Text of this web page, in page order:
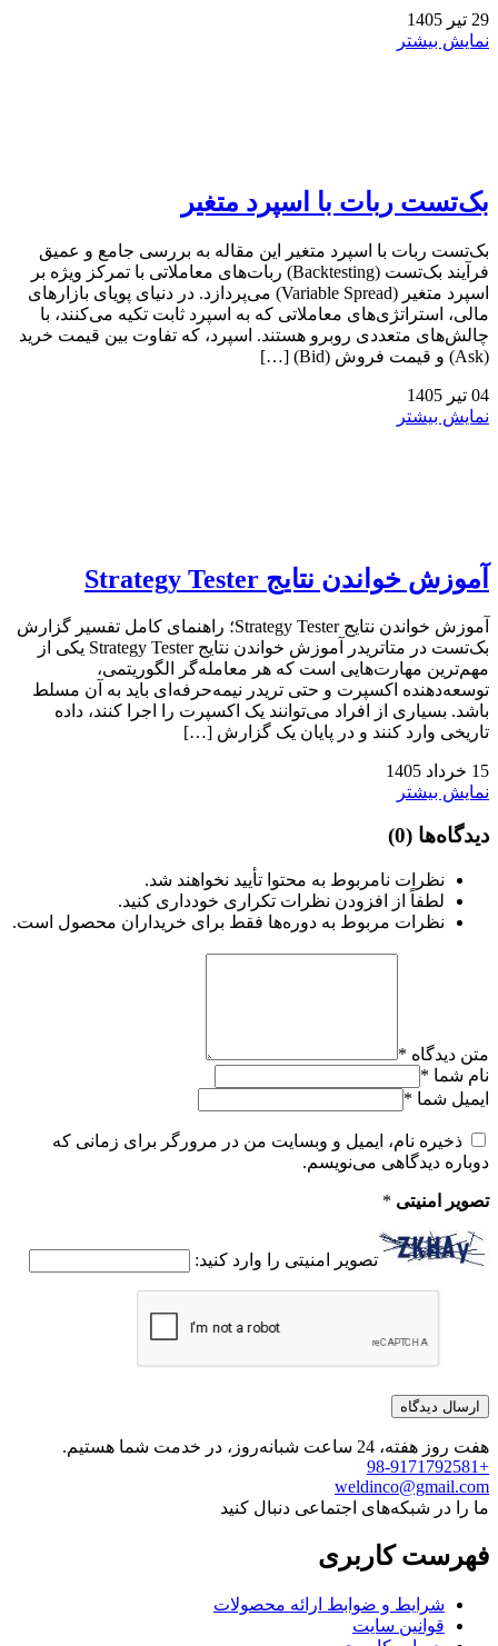
29 تیر 1405
نمایش بیشتر
بک‌تست ربات با اسپرد متغیر
بک‌تست ربات با اسپرد متغیر این مقاله به بررسی جامع و عمیق
فرآیند بک‌تست (Backtesting) ربات‌های معاملاتی با تمرکز ویژه بر
اسپرد متغیر (Variable Spread) می‌پردازد. در دنیای پویای بازارهای
مالی، استراتژی‌های معاملاتی که به اسپرد ثابت تکیه می‌کنند، با
چالش‌های متعددی روبرو هستند. اسپرد، که تفاوت بین قیمت خرید
(Ask) و قیمت فروش (Bid) […]
04 تیر 1405
نمایش بیشتر
آموزش خواندن نتایج Strategy Tester
آموزش خواندن نتایج Strategy Tester؛ راهنمای کامل تفسیر گزارش
بک‌تست در متاتریدر آموزش خواندن نتایج Strategy Tester یکی از
مهم‌ترین مهارت‌هایی است که هر معامله‌گر الگوریتمی،
توسعه‌دهنده اکسپرت و حتی تریدر نیمه‌حرفه‌ای باید به آن مسلط
باشد. بسیاری از افراد می‌توانند یک اکسپرت را اجرا کنند، داده
تاریخی وارد کنند و در پایان یک گزارش […]
15 خرداد 1405
نمایش بیشتر
دیدگاه‌ها (0)
نظرات نامربوط به محتوا تأیید نخواهند شد.
لطفاً از افزودن نظرات تکراری خودداری کنید.
نظرات مربوط به دوره‌ها فقط برای خریداران محصول است.
متن دیدگاه *
نام شما *
ایمیل شما *
ذخیره نام، ایمیل و وبسایت من در مرورگر برای زمانی که
دوباره دیدگاهی می‌نویسم.
تصویر امنیتی *
تصویر امنیتی را وارد کنید:
هفت روز هفته، 24 ساعت شبانه‌روز، در خدمت شما هستیم.
+98-9171792581
weldinco@gmail.com
ما را در شبکه‌های اجتماعی دنبال کنید
فهرست کاربری
شرایط و ضوابط ارائه محصولات
قوانین سایت